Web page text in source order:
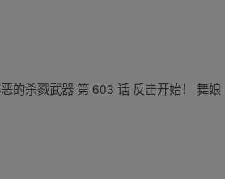
的杀戮武器 第 603 话 反击开始！ 舞娘